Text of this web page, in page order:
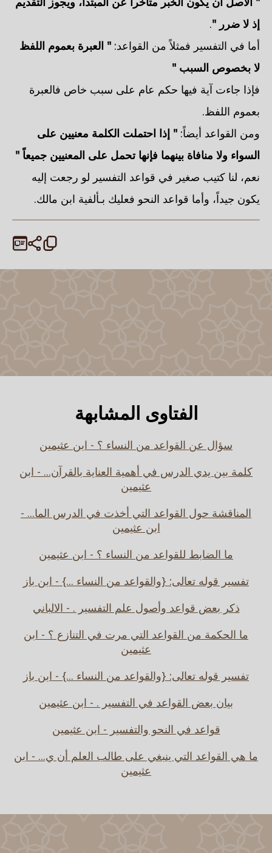
إذ لا ضرر ".
أما في التفسير فمثلاً من القواعد: " العبرة بعموم اللفظ
لا بخصوص السبب "
فإذا جاءت آية فيها حكم عام على سبب خاص فالعبرة
بعموم اللفظ.
ومن القواعد أيضاً: " إذا احتملت الكلمة معنيين على
السواء ولا منافاة بينهما فإنها تحمل على المعنيين جميعاً "
نعم، لنا كتيب صغير في قواعد التفسير لو رجعت إليه
يكون جيداً، وأما قواعد النحو فعليك بـألفية ابن مالك.
الفتاوى المشابهة
سؤال عن القواعد من النساء ؟ - ابن عثيمين
كلمة بين يدي الدرس في أهمية العناية بالقرآن... - ابن
عثيمين
المناقشة حول القواعد التي أخذت في الدرس الما... -
ابن عثيمين
ما الضابط للقواعد من النساء ؟ - ابن عثيمين
تفسير قوله تعالى: {والقواعد من النساء ...} - ابن باز
ذكر بعض قواعد وأصول علم التفسير . - الالباني
ما الحكمة من القواعد التي مرت في التنازع ؟ - ابن
عثيمين
تفسير قوله تعالى: {والقواعد من النساء ...} - ابن باز
بيان بعض القواعد في التفسير . - ابن عثيمين
قواعد في النحو والتفسير - ابن عثيمين
ما هي القواعد التي ينبغي على طالب العلم أن ي... - ابن
عثيمين